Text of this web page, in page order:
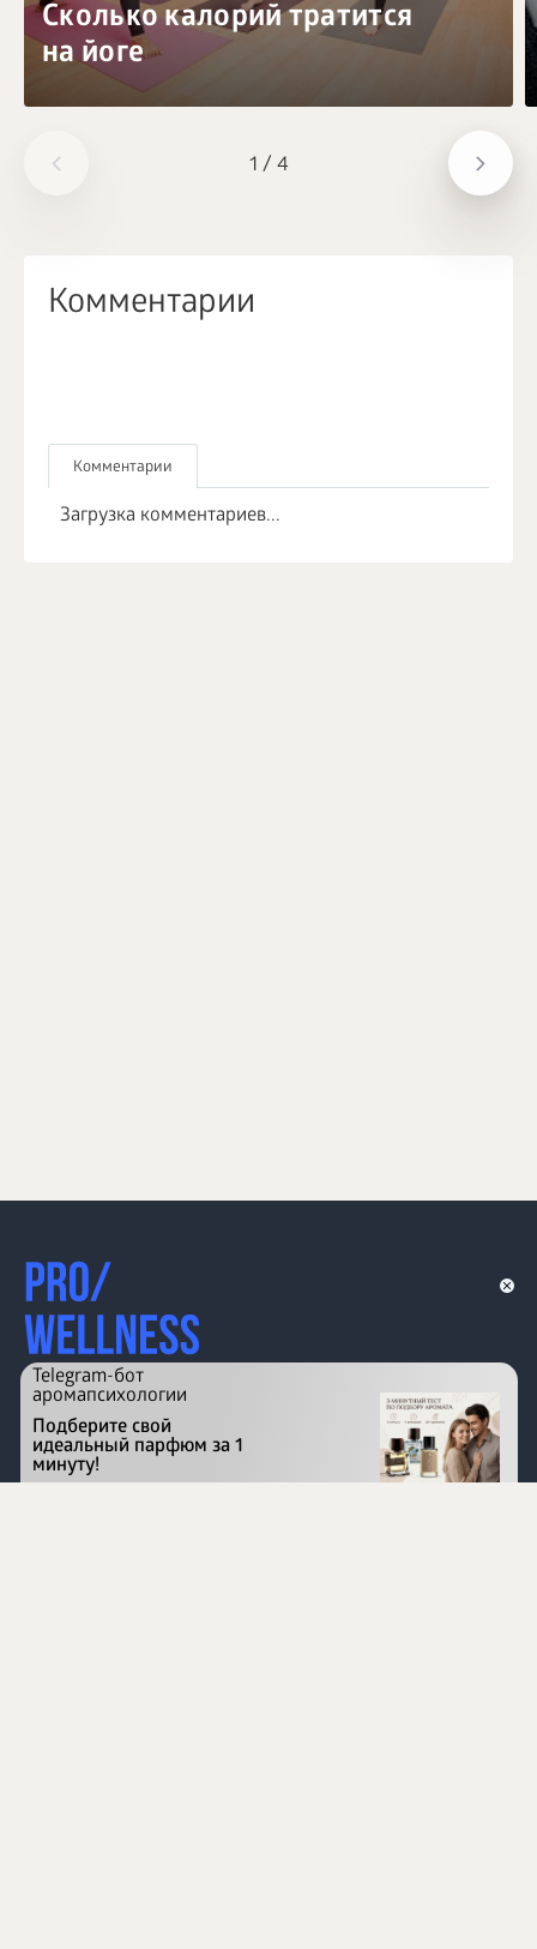
1 / 4
Сколько калорий тратится
на йоге
Комментарии
Комментарии
Загрузка комментариев...
Перейти на сайт
Telegram-бот
аромапсихологии
Подберите свой
идеальный парфюм за 1
минуту!